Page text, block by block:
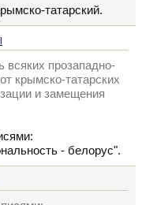
татарский.
всяких прозападно-
крымско-татарских
и замещения
- белорус".